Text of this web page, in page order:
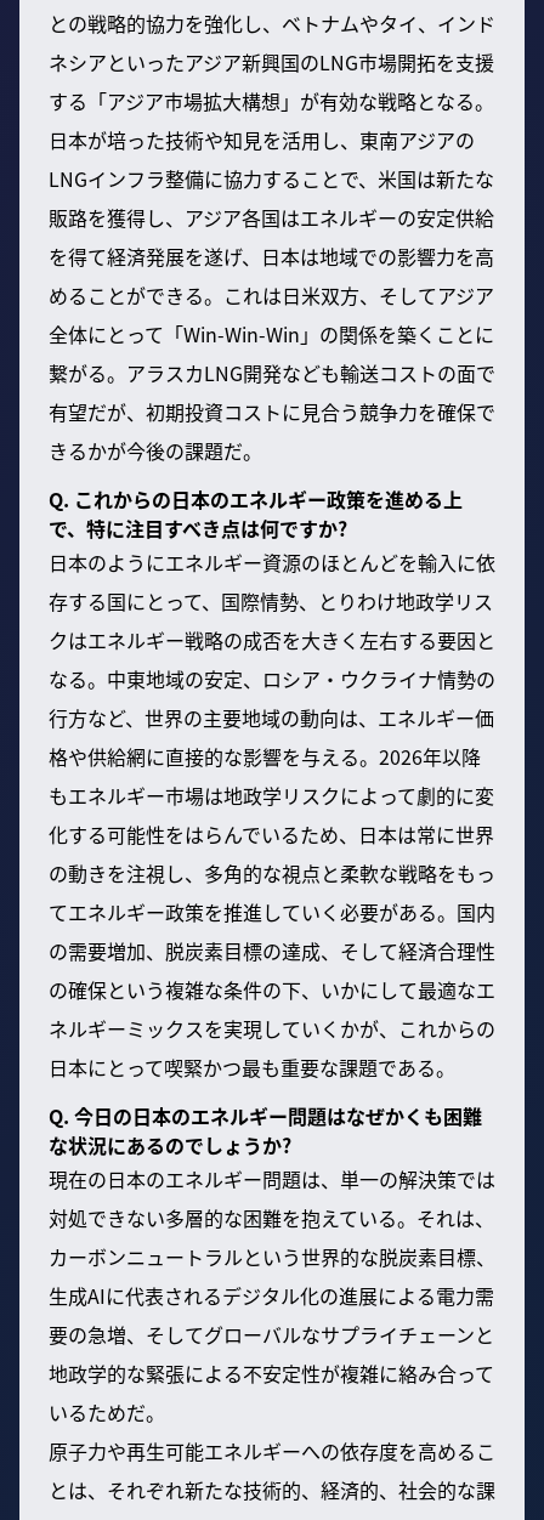
との戦略的協力を強化し、ベトナムやタイ、インド
ネシアといったアジア新興国のLNG市場開拓を支援
する「アジア市場拡大構想」が有効な戦略となる。
日本が培った技術や知見を活用し、東南アジアの
LNGインフラ整備に協力することで、米国は新たな
販路を獲得し、アジア各国はエネルギーの安定供給
を得て経済発展を遂げ、日本は地域での影響力を高
めることができる。これは日米双方、そしてアジア
全体にとって「Win-Win-Win」の関係を築くことに
繋がる。アラスカLNG開発なども輸送コストの面で
有望だが、初期投資コストに見合う競争力を確保で
きるかが今後の課題だ。
Q. これからの日本のエネルギー政策を進める上
で、特に注目すべき点は何ですか?
日本のようにエネルギー資源のほとんどを輸入に依
存する国にとって、国際情勢、とりわけ地政学リス
クはエネルギー戦略の成否を大きく左右する要因と
なる。中東地域の安定、ロシア・ウクライナ情勢の
行方など、世界の主要地域の動向は、エネルギー価
格や供給網に直接的な影響を与える。2026年以降
もエネルギー市場は地政学リスクによって劇的に変
化する可能性をはらんでいるため、日本は常に世界
の動きを注視し、多角的な視点と柔軟な戦略をもっ
てエネルギー政策を推進していく必要がある。国内
の需要増加、脱炭素目標の達成、そして経済合理性
の確保という複雑な条件の下、いかにして最適なエ
ネルギーミックスを実現していくかが、これからの
日本にとって喫緊かつ最も重要な課題である。
Q. 今日の日本のエネルギー問題はなぜかくも困難
な状況にあるのでしょうか?
現在の日本のエネルギー問題は、単一の解決策では
対処できない多層的な困難を抱えている。それは、
カーボンニュートラルという世界的な脱炭素目標、
生成AIに代表されるデジタル化の進展による電力需
要の急増、そしてグローバルなサプライチェーンと
地政学的な緊張による不安定性が複雑に絡み合って
いるためだ。
原子力や再生可能エネルギーへの依存度を高めるこ
とは、それぞれ新たな技術的、経済的、社会的な課